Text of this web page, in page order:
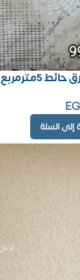
– كود 99971001
إلى السلة